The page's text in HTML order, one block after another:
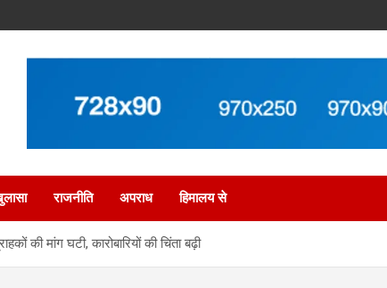
राजनीति अपराध हिमालय से
की मांग घटी, कारोबारियों की चिंता बढ़ी